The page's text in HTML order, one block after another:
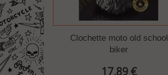
Clochette moto old school
biker
17,89 €